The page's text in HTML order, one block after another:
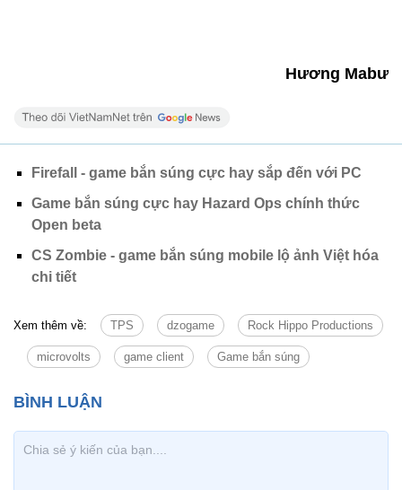
Hương Mabư
Firefall - game bắn súng cực hay sắp đến với PC
Game bắn súng cực hay Hazard Ops chính thức
Open beta
CS Zombie - game bắn súng mobile lộ ảnh Việt hóa
chi tiết
Xem thêm về: TPS dzogame Rock Hippo Productions
microvolts game client Game bắn súng